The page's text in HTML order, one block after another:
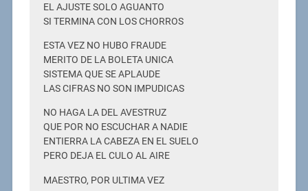
EL AJUSTE SOLO AGUANTO
SI TERMINA CON LOS CHORROS
ESTA VEZ NO HUBO FRAUDE
MERITO DE LA BOLETA UNICA
SISTEMA QUE SE APLAUDE
LAS CIFRAS NO SON IMPUDICAS
NO HAGA LA DEL AVESTRUZ
QUE POR NO ESCUCHAR A NADIE
ENTIERRA LA CABEZA EN EL SUELO
PERO DEJA EL CULO AL AIRE
MAESTRO, POR ULTIMA VEZ